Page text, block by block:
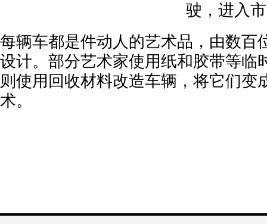
驶，进入
每辆车都是件动人的艺术品，由数百
设计。部分艺术家使用纸和胶带等临
则使用回收材料改造车辆，将它们变
术。